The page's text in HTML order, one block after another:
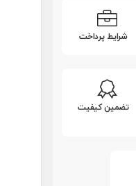
شرایط پرداخت
تضمین کیفیت